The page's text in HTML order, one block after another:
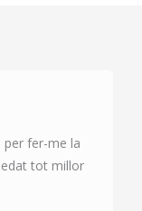
per fer-me la
tot millor